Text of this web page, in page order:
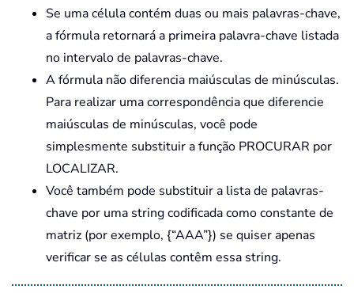
Se uma célula contém duas ou mais palavras-chave,
a fórmula retornará a primeira palavra-chave listada
no intervalo de palavras-chave.
A fórmula não diferencia maiúsculas de minúsculas.
Para realizar uma correspondência que diferencie
maiúsculas de minúsculas, você pode
simplesmente substituir a função PROCURAR por
LOCALIZAR.
Você também pode substituir a lista de palavras-
chave por uma string codificada como constante de
matriz (por exemplo, {“AAA”}) se quiser apenas
verificar se as células contêm essa string.